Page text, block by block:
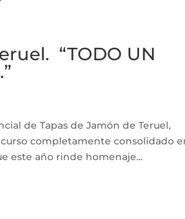
“TODO UN
de Tapas de Jamón de Teruel,
completamente consolidado
este año rinde homenaje...